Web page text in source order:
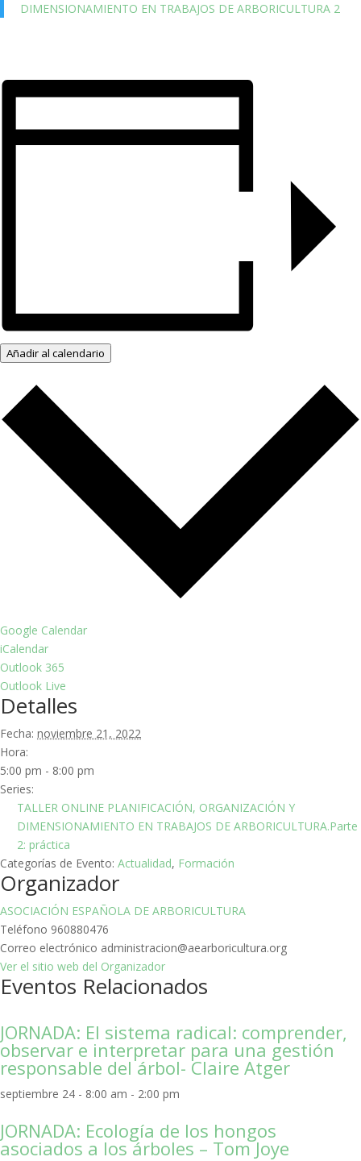
DIMENSIONAMIENTO EN TRABAJOS DE ARBORICULTURA 2
Añadir al calendario
Google Calendar
iCalendar
Outlook 365
Outlook Live
Detalles
Fecha: noviembre 21, 2022
Hora:
5:00 pm - 8:00 pm
Series:
TALLER ONLINE PLANIFICACIÓN, ORGANIZACIÓN Y
DIMENSIONAMIENTO EN TRABAJOS DE ARBORICULTURA.Parte
2: práctica
Categorías de Evento: Actualidad, Formación
Organizador
ASOCIACIÓN ESPAÑOLA DE ARBORICULTURA
Teléfono 960880476
Correo electrónico administracion@aearboricultura.org
Ver el sitio web del Organizador
Eventos Relacionados
JORNADA: El sistema radical: comprender,
observar e interpretar para una gestión
responsable del árbol- Claire Atger
septiembre 24 - 8:00 am - 2:00 pm
JORNADA: Ecología de los hongos
asociados a los árboles – Tom Joye